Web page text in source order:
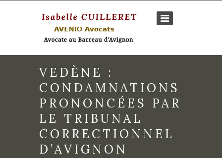
VEDÈNE :
CONDAMNATIONS
PRONONCÉES PAR
LE TRIBUNAL
CORRECTIONNEL
D’AVIGNON